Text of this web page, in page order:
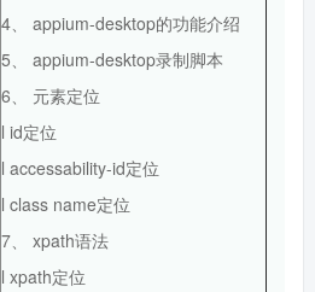
4、 appium-desktop的功能介绍
5、 appium-desktop录制脚本
6、 元素定位
l id定位
l accessability-id定位
l class name定位
7、 xpath语法
l xpath定位